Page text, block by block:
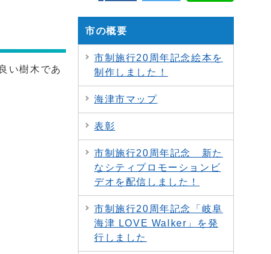
い樹木であ
市の概要
市制施行20周年記念絵本を
制作しました！
海津市マップ
表彰
市制施行20周年記念 新た
なシティプロモーションビ
デオを配信しました！
市制施行20周年記念「岐阜
海津 LOVE Walker」を発
行しました